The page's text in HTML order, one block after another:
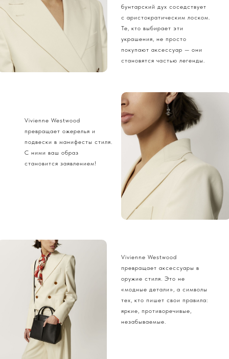
Vivienne Westwood
превращает ожерелья и
подвески в манифесты стиля.
С ними ваш образ
становится заявлением!
бунтарский дух соседствует
с аристократическим лоском.
Те, кто выбирает эти
украшения, не просто
покупают аксессуар — они
становятся частью легенды.
Vivienne Westwood
превращает аксессуары в
оружие стиля. Это не
«модные детали», а символы
тех, кто пишет свои правила:
яркие, противоречивые,
незабываемые.